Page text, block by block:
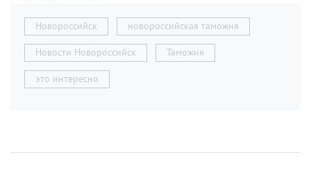
Новороссийск новороссийская таможня
Новости Новороссийск Таможня
это интересно